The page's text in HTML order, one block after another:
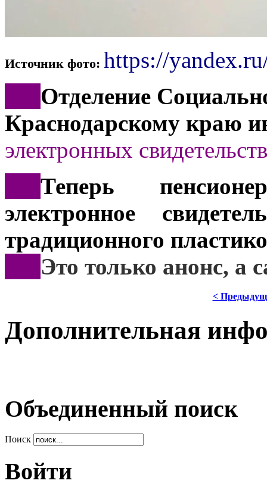
Источник фото: https://
Отделение
Краснодарскому краю
электронных
Теперь
электронное
традиционного
Это только анонс, а
<
Дополнительная
Объединенный поиск
Поиск
Войти